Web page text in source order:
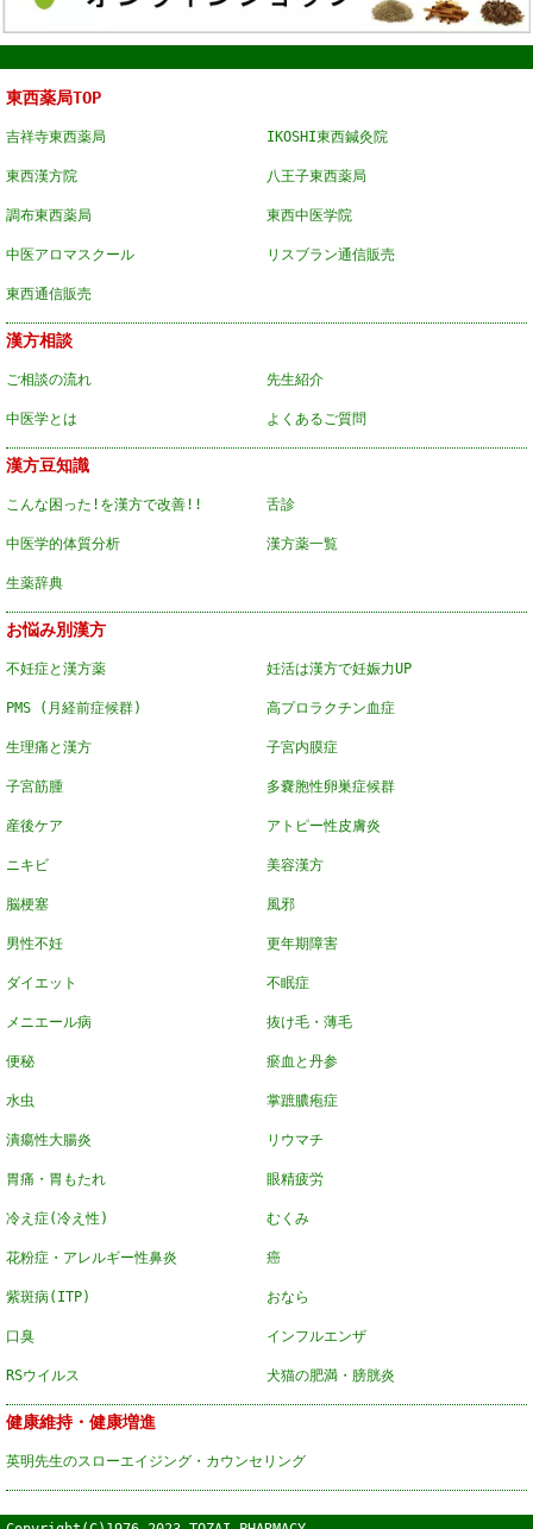
東西薬局TOP
吉祥寺東西薬局 IKOSHI東西鍼灸院
東西漢方院 八王子東西薬局
調布東西薬局 東西中医学院
中医アロマスクール リスブラン通信販売
東西通信販売
漢方相談
ご相談の流れ 先生紹介
中医学とは よくあるご質問
漢方豆知識
こんな困った!を漢方で改善!! 舌診
中医学的体質分析 漢方薬一覧
生薬辞典
お悩み別漢方
不妊症と漢方薬 妊活は漢方で妊娠力UP
PMS (月経前症候群) 高プロラクチン血症
生理痛と漢方 子宮内膜症
子宮筋腫 多嚢胞性卵巣症候群
産後ケア アトピー性皮膚炎
ニキビ 美容漢方
脳梗塞 風邪
男性不妊 更年期障害
ダイエット 不眠症
メニエール病 抜け毛・薄毛
便秘 瘀血と丹参
水虫 掌蹠膿疱症
潰瘍性大腸炎 リウマチ
胃痛・胃もたれ 眼精疲労
冷え症(冷え性) むくみ
花粉症・アレルギー性鼻炎 癌
紫斑病(ITP) おなら
口臭 インフルエンザ
RSウイルス 犬猫の肥満・膀胱炎
健康維持・健康増進
英明先生のスローエイジング・カウンセリング